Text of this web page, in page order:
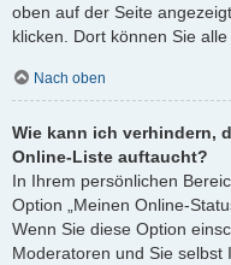
oben auf der Seite
klicken. Dort können Sie
Nach oben
Wie kann ich verhindern,
Online-Liste auftaucht?
In Ihrem persönlichen
Option „Meinen Online-
Wenn Sie diese Option
Moderatoren und Sie selbst